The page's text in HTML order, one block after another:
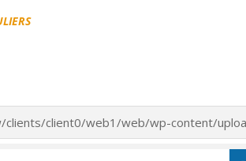
clients/client0/web1/web/wp-content/